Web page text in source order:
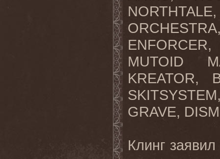
MUTOID
KREATOR,
GRAVE,
Клинг